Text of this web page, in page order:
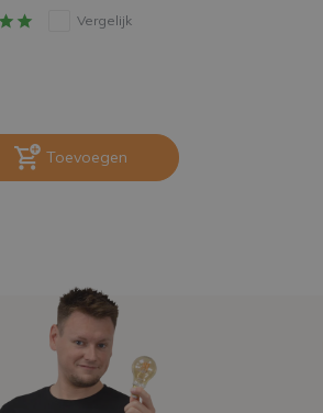
Vergelijk
Toevoegen